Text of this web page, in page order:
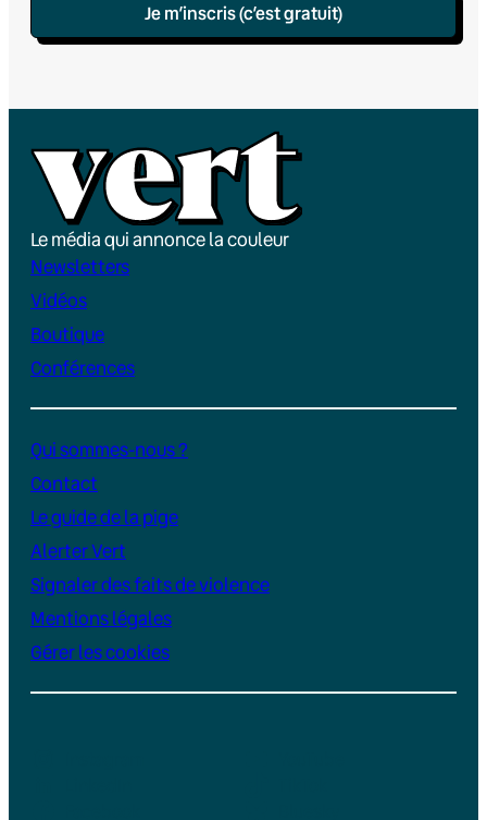
Je m’inscris (c’est gratuit)
Le média qui annonce la couleur
Newsletters
Vidéos
Boutique
Conférences
Qui sommes-nous ?
Contact
Le guide de la pige
Alerter Vert
Signaler des faits de violence
Mentions légales
Gérer les cookies